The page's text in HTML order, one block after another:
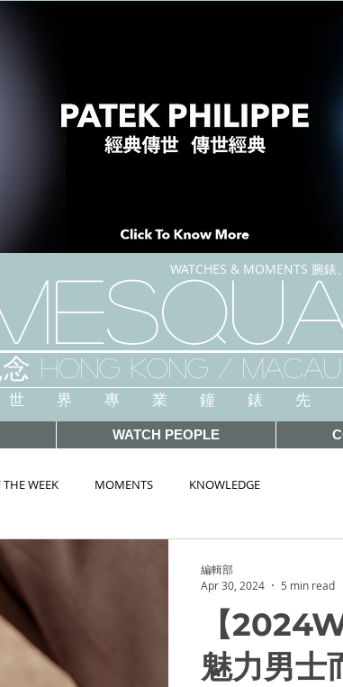
WATCHES & MOMENTS 腕
HONG KONG / macau
世 界 專 業 鐘 錶 先
WATCH PEOPLE
WEEK MOMENTS KNOWLEDGE
2019 BASEL2018【
魅力男士
編輯部
Apr 30, 2024
5 min read